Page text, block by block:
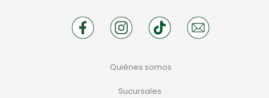
Quiénes somos
Sucursales